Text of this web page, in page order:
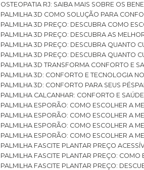
OSTEOPATIA RJ: SAIBA MAIS SOBRE OS
PALMILHA 3D COMO SOLUÇÃO PARA
PALMILHA 3D PREÇO: DESCUBRA COMO
PALMILHA 3D PREÇO: DESCUBRA AS
PALMILHA 3D PREÇO: DESCUBRA QUANTO
PALMILHA 3D PREÇO: DESCUBRA QUANTO
PALMILHA 3D TRANSFORMA CONFORTO E
PALMILHA 3D: CONFORTO E TECNOLOGIA
PALMILHA 3D: CONFORTO PARA SEUS PÉS
PALMILHA CALCANHAR: CONFORTO E
PALMILHA ESPORÃO: COMO ESCOLHER A
PALMILHA ESPORÃO: COMO ESCOLHER A
PALMILHA ESPORÃO: COMO ESCOLHER A
PALMILHA ESPORÃO: COMO ESCOLHER A
PALMILHA FASCITE PLANTAR PREÇO
PALMILHA FASCITE PLANTAR PREÇO:
PALMILHA FASCITE PLANTAR PREÇO: